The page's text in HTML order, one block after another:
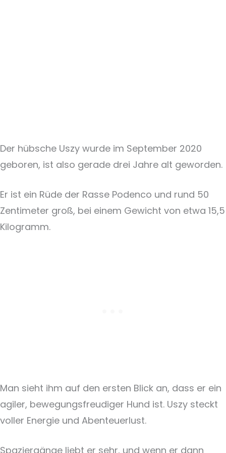
Der hübsche Uszy wurde im September 2020
geboren, ist also gerade drei Jahre alt geworden.
Er ist ein Rüde der Rasse Podenco und rund 50
Zentimeter groß, bei einem Gewicht von etwa 15,5
Kilogramm.
Man sieht ihm auf den ersten Blick an, dass er ein
agiler, bewegungsfreudiger Hund ist. Uszy steckt
voller Energie und Abenteuerlust.
Spaziergänge liebt er sehr, und wenn er dann